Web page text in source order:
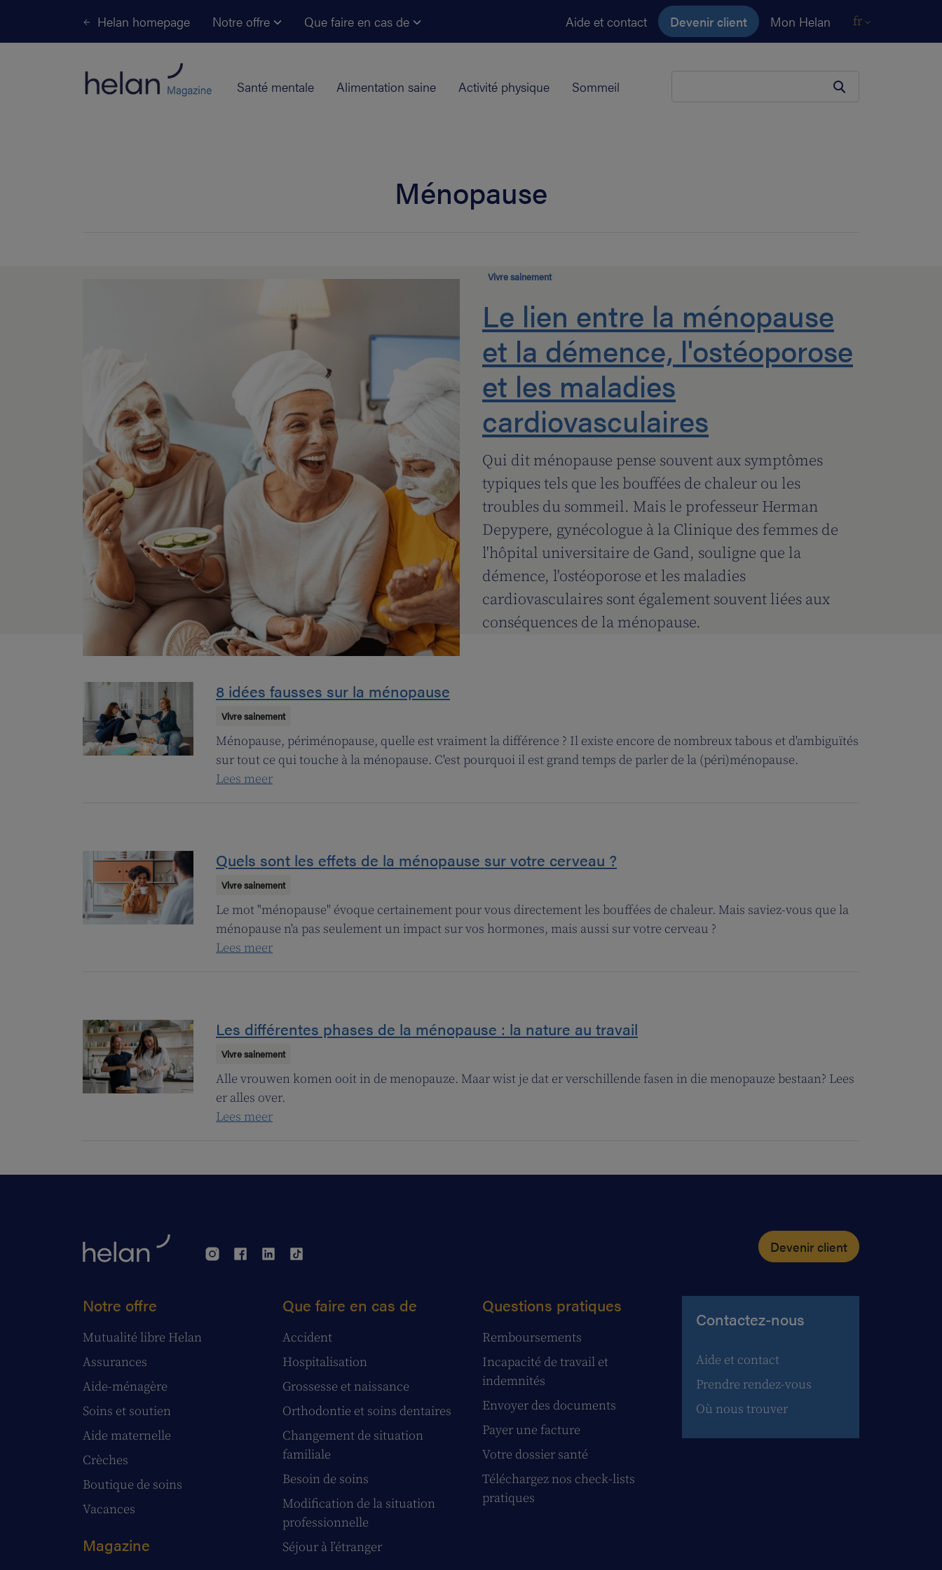
Helan homepage Notre offre Que faire en cas de Aide et contact Devenir client Mon Helan fr
Santé mentale Alimentation saine Activité physique Sommeil
Ménopause
Vivre sainement
Le lien entre la ménopause
et la démence, l'ostéoporose
et les maladies
cardiovasculaires
Qui dit ménopause pense souvent aux symptômes
typiques tels que les bouffées de chaleur ou les
troubles du sommeil. Mais le professeur Herman
Depypere, gynécologue à la Clinique des femmes de
l'hôpital universitaire de Gand, souligne que la
démence, l'ostéoporose et les maladies
cardiovasculaires sont également souvent liées aux
conséquences de la ménopause.
8 idées fausses sur la ménopause
Vivre sainement
Ménopause, périménopause, quelle est vraiment la différence ? Il existe encore de nombreux tabous et d'ambiguïtés
sur tout ce qui touche à la ménopause. C'est pourquoi il est grand temps de parler de la (péri)ménopause.
Lees meer
Quels sont les effets de la ménopause sur votre cerveau ?
Vivre sainement
Le mot "ménopause" évoque certainement pour vous directement les bouffées de chaleur. Mais saviez-vous que la
ménopause n'a pas seulement un impact sur vos hormones, mais aussi sur votre cerveau ?
Lees meer
Les différentes phases de la ménopause : la nature au travail
Vivre sainement
Alle vrouwen komen ooit in de menopauze. Maar wist je dat er verschillende fasen in die menopauze bestaan? Lees
er alles over.
Lees meer
Devenir client
Notre offre
Mutualité libre Helan
Assurances
Aide-ménagère
Soins et soutien
Aide maternelle
Crèches
Boutique de soins
Vacances
Magazine
Que faire en cas de
Accident
Hospitalisation
Grossesse et naissance
Orthodontie et soins dentaires
Changement de situation
familiale
Besoin de soins
Modification de la situation
professionnelle
Séjour à l’étranger
Questions pratiques
Remboursements
Incapacité de travail et
indemnités
Envoyer des documents
Payer une facture
Votre dossier santé
Téléchargez nos check-lists
pratiques
Contactez-nous
Aide et contact
Prendre rendez-vous
Où nous trouver